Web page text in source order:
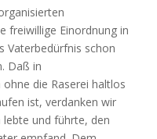
freiwillige Einordnung in
Vaterbedürfnis schon
Daß in
die Raserei haltlos
ist, verdanken wir
lebte und führte, den